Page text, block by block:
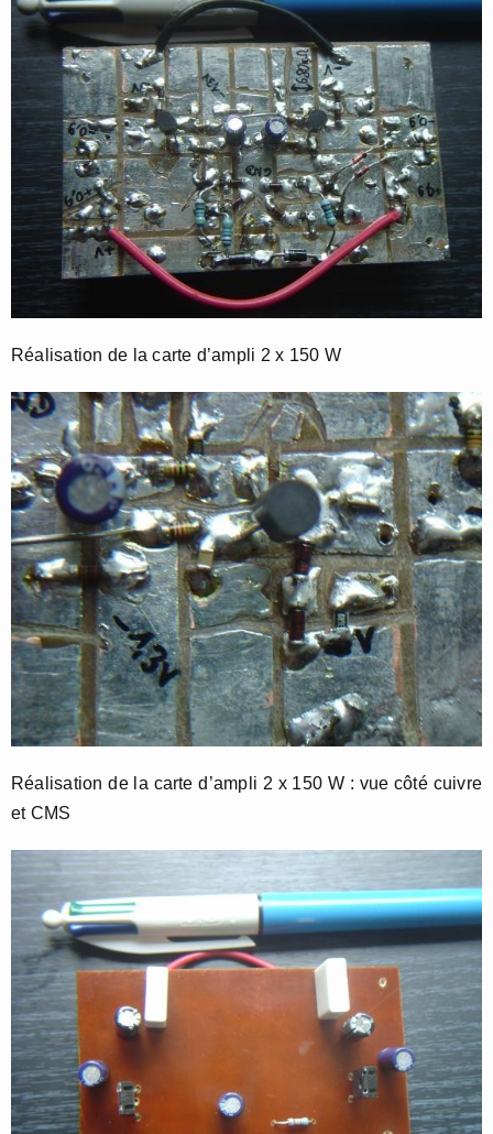
Réalisation de la carte d’ampli 2 x 150 W
Réalisation de la carte d’ampli 2 x 150 W : vue côté cuivre
et CMS